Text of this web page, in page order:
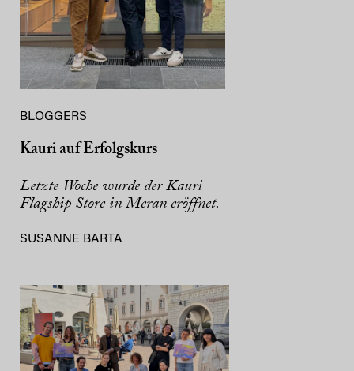
BLOGGERS
Kauri auf Erfolgskurs
Letzte Woche wurde der Kauri
Flagship Store in Meran eröffnet.
SUSANNE BARTA